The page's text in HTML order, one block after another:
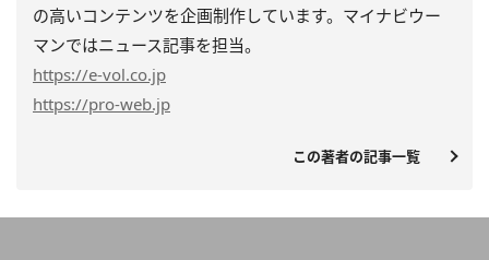
の高いコンテンツを企画制作しています。マイナビウー
マンではニュース記事を担当。
https://e-vol.co.jp
https://pro-web.jp
この著者の記事一覧